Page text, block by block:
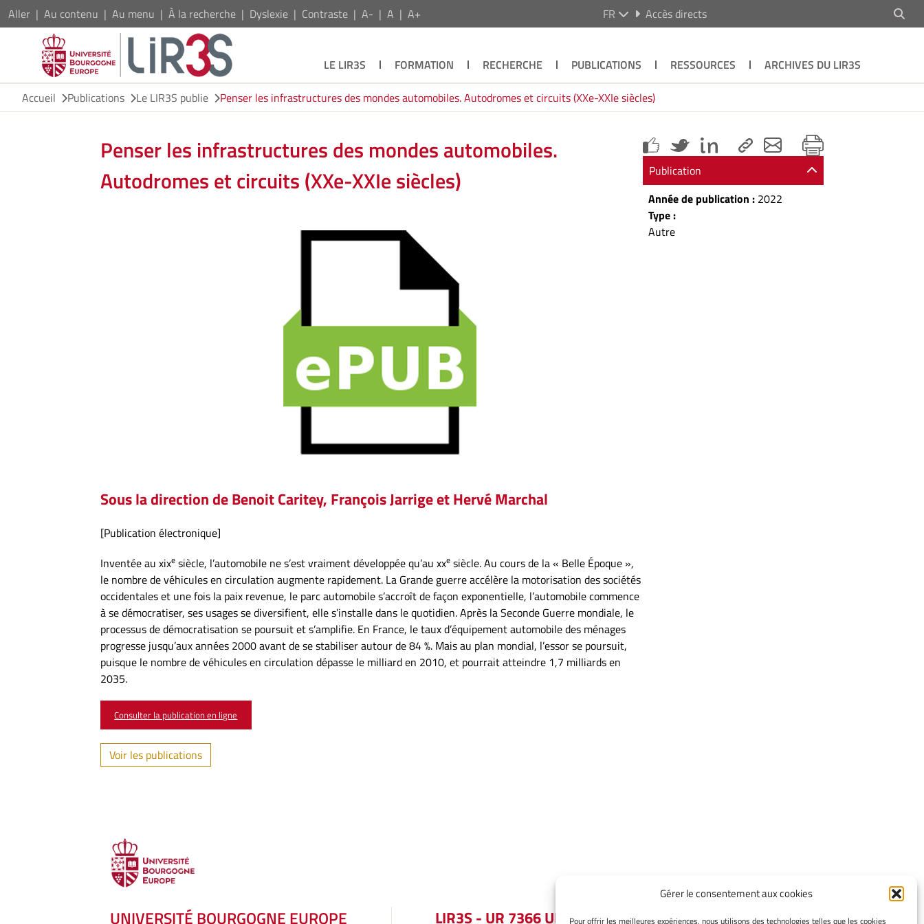
Gérer le consentement aux cookies
Pour offrir les meilleures expériences, nous utilisons des technologies telles que les cookies
Aller Au contenu Au menu À la recherche Dyslexie Contraste A- A A+ FR Accès directs
LE LIR3S FORMATION RECHERCHE PUBLICATIONS RESSOURCES
ARCHIVES DU LIR3S
Accueil
Publications Le LIR3S publie Penser les infrastructures des mondes automobiles. Autodromes et circuits (XXe-XXIe siècles)
Penser les infrastructures des mondes automobiles.
Autodromes et circuits (XXe-XXIe siècles)
Sous la direction de Benoit Caritey, François Jarrige et Hervé Marchal
[Publication électronique]
Inventée au xixe siècle, l’automobile ne s’est vraiment développée qu’au xxe siècle. Au cours de la « Belle Époque »,
le nombre de véhicules en circulation augmente rapidement. La Grande guerre accélère la motorisation des sociétés
occidentales et une fois la paix revenue, le parc automobile s’accroît de façon exponentielle, l’automobile commence
à se démocratiser, ses usages se diversifient, elle s’installe dans le quotidien. Après la Seconde Guerre mondiale, le
processus de démocratisation se poursuit et s’amplifie. En France, le taux d’équipement automobile des ménages
progresse jusqu’aux années 2000 avant de se stabiliser autour de 84 %. Mais au plan mondial, l’essor se poursuit,
puisque le nombre de véhicules en circulation dépasse le milliard en 2010, et pourrait atteindre 1,7 milliards en
2035.
Consulter la publication en ligne
Voir les publications
Publication
Année de publication : 2022
Type :
Autre
UNIVERSITÉ BOURGOGNE EUROPE LIR3S - UR 7366 UBE INFORMATIONS LÉGALES